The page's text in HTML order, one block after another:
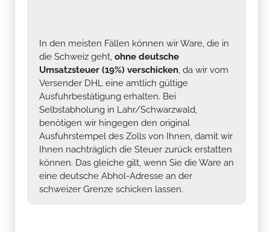
In den meisten Fällen können wir Ware, die in
die Schweiz geht, ohne deutsche
Umsatzsteuer (19%) verschicken, da wir vom
Versender DHL eine amtlich gültige
Ausfuhrbestätigung erhalten. Bei
Selbstabholung in Lahr/Schwarzwald,
benötigen wir hingegen den original
Ausfuhrstempel des Zolls von Ihnen, damit wir
Ihnen nachträglich die Steuer zurück erstatten
können. Das gleiche gilt, wenn Sie die Ware an
eine deutsche Abhol-Adresse an der
schweizer Grenze schicken lassen.